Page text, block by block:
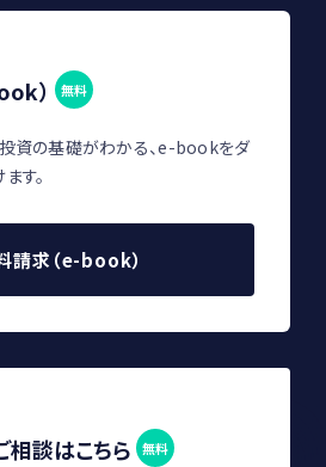
） 無料
投資の基礎がわかる、e-bookをダ
す。
請求（e-book）
談はこちら 無料